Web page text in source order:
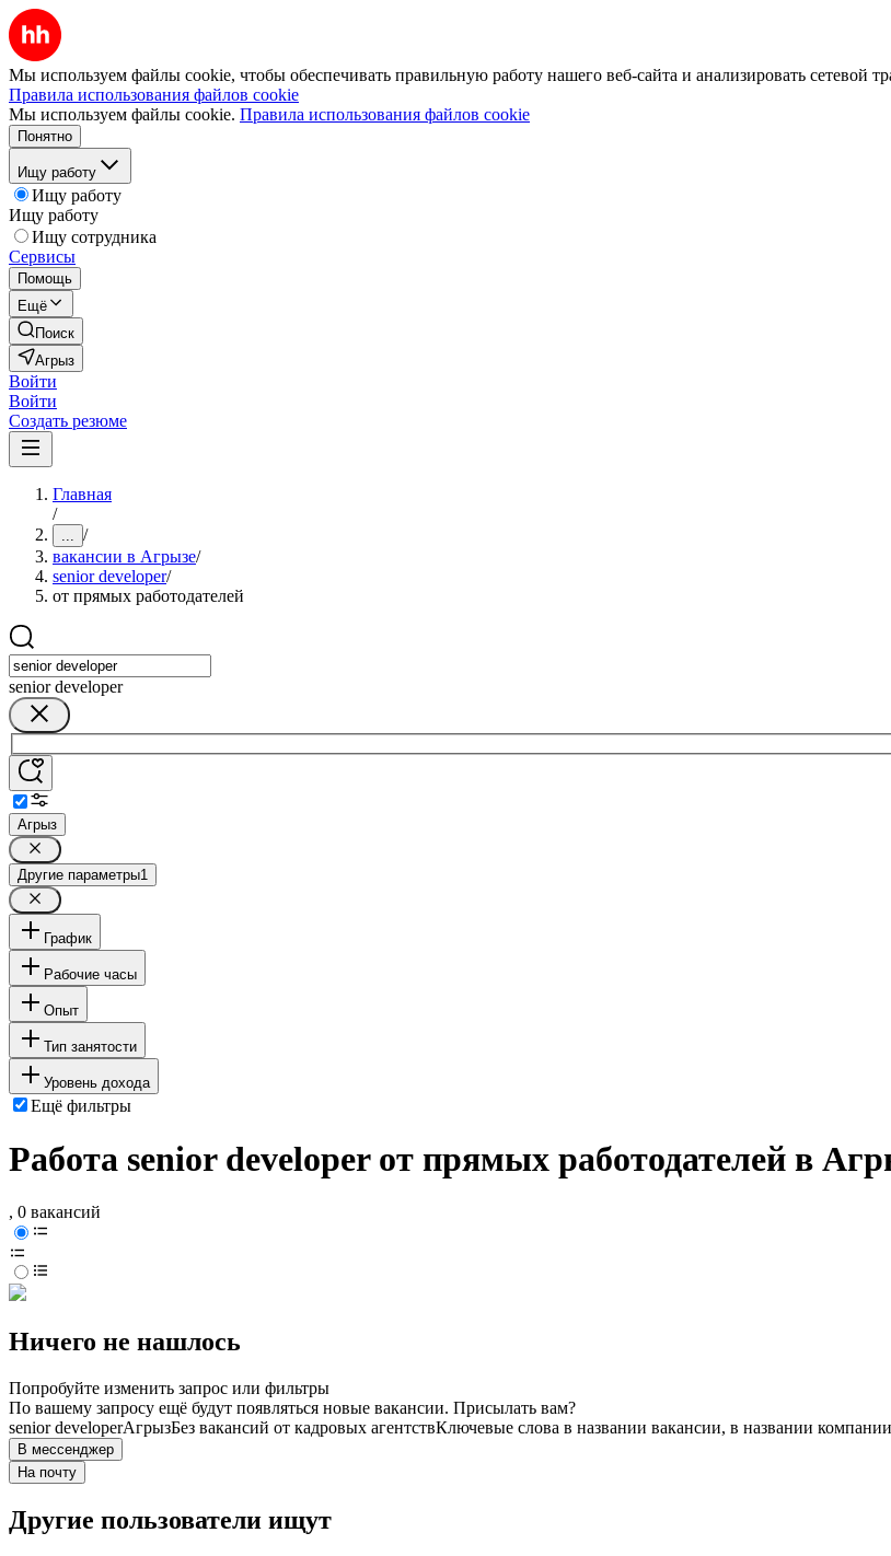
Мы используем файлы cookie, чтобы обеспечивать правильную работу нашего веб-сайта и анализировать сетевой
Правила использования файлов cookie
Мы используем файлы cookie. Правила использования файлов cookie
Понятно
Ищу работу
Ищу работу
Ищу работу
Ищу сотрудника
Сервисы
Помощь
Ещё
Поиск
Агрыз
Войти
Войти
Создать резюме
Главная
/
... /
вакансии в Агрызе/
senior developer/
от прямых работодателей
senior developer
Агрыз
Другие параметры1
График
Рабочие часы
Опыт
Тип занятости
Уровень дохода
Ещё фильтры
Работа senior developer от прямых работодателей в
, 0 вакансий
Ничего не нашлось
Попробуйте изменить запрос или фильтры
По вашему запросу ещё будут появляться новые вакансии. Присылать вам?
senior developerАгрызБез вакансий от кадровых агентствКлючевые слова в названии вакансии, в названии
В мессенджер
На почту
Другие пользователи ищут